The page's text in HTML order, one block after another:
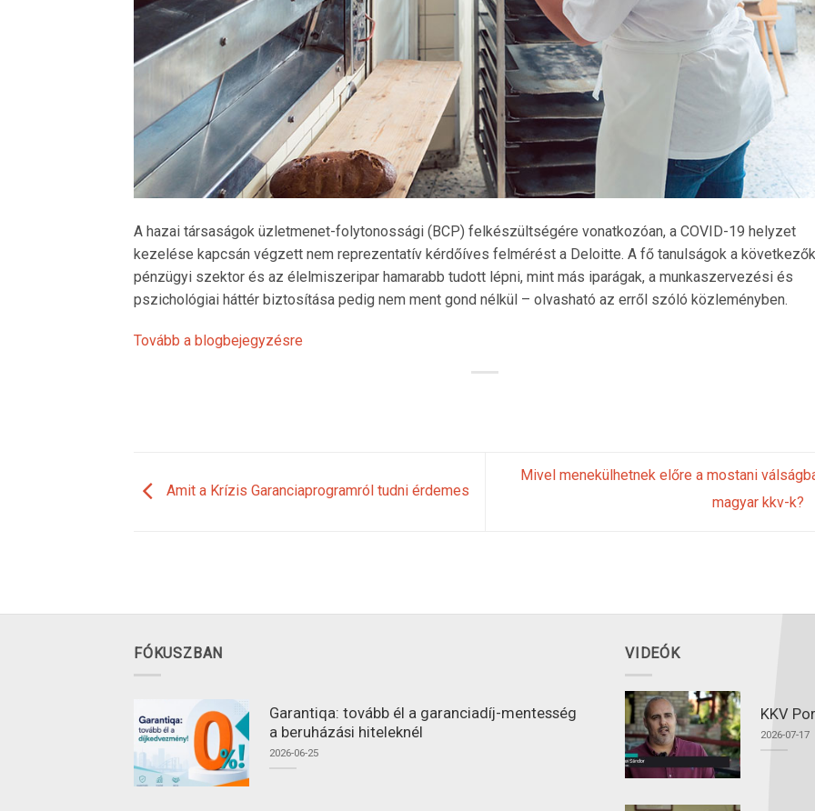
A hazai társaságok üzletmenet-folytonossági (BCP) felkészültségére vonatkozóan, a COVID-19 helyzet
kezelése kapcsán végzett nem reprezentatív kérdőíves felmérést a Deloitte. A fő tanulságok a
pénzügyi szektor és az élelmiszeripar hamarabb tudott lépni, mint más iparágak, a munkaszervezési és
pszichológiai háttér biztosítása pedig nem ment gond nélkül – olvasható az erről szóló közleményben.
Tovább a blogbejegyzésre
Amit a Krízis Garanciaprogramról tudni érdemes
Mivel menekülhetnek előre a mostani
magyar kkv-k?
FÓKUSZBAN
Garantiqa: tovább él a garanciadíj-mentesség
a beruházási hiteleknél
2026-06-25
VIDEÓK
KKV
2026-07-17